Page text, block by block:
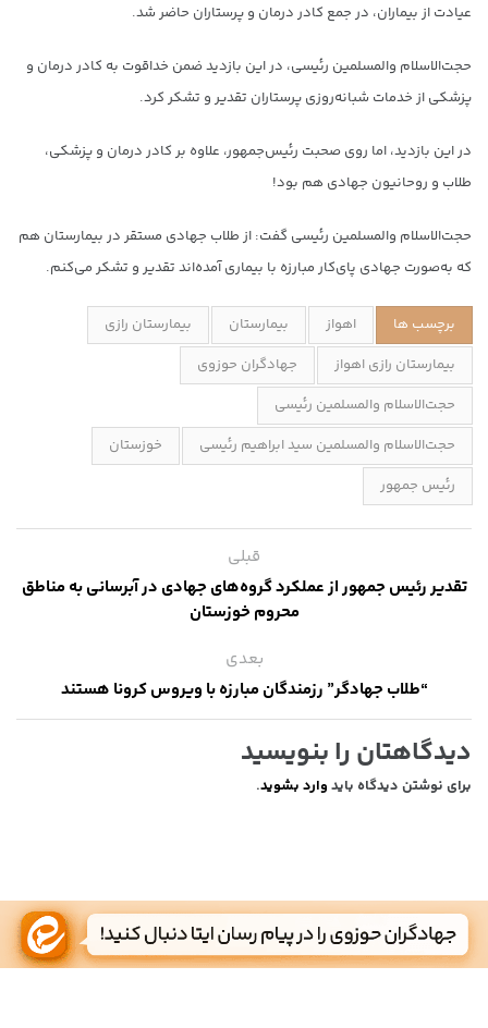
عیادت از بیماران، در جمع کادر درمان و پرستاران حاضر شد.
حجت‌الاسلام والمسلمین رئیسی، در این بازدید ضمن خداقوت به کادر درمان و
پزشکی از خدمات شبانه‌روزی پرستاران تقدیر و تشکر کرد.
در این بازدید، اما روی صحبت رئیس‌جمهور، علاوه بر کادر درمان و پزشکی،
طلاب و روحانیون جهادی هم بود!
حجت‌الاسلام والمسلمین رئیسی گفت: از طلاب جهادی مستقر در بیمارستان هم
که به‌صورت جهادی پای‌کار مبارزه با بیماری آمده‌اند تقدیر و تشکر می‌کنم.
برچسب ها اهواز بیمارستان
بیمارستان رازی
بیمارستان رازی اهواز
جهادگران حوزوی
حجت‌الاسلام والمسلمین رئیسی
حجت‌الاسلام والمسلمین سید ابراهیم رئیسی
خوزستان
رئیس جمهور
قبلی
تقدیر رئیس جمهور از عملکرد گروه‌های جهادی در آبرسانی به مناطق
محروم خوزستان
بعدی
“طلاب جهادگر” رزمندگان مبارزه با ویروس کرونا هستند
دیدگاهتان را بنویسید
برای نوشتن دیدگاه باید وارد بشوید.